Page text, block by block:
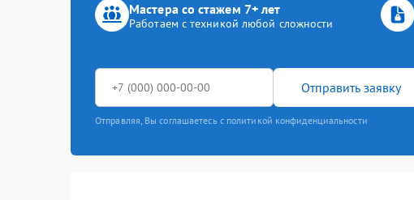
Мастера со стажем 7+ лет
Работаем с техникой любой сложности
Отправить заявку
Отправляя, Вы соглашаетесь с политикой конфиденциальности